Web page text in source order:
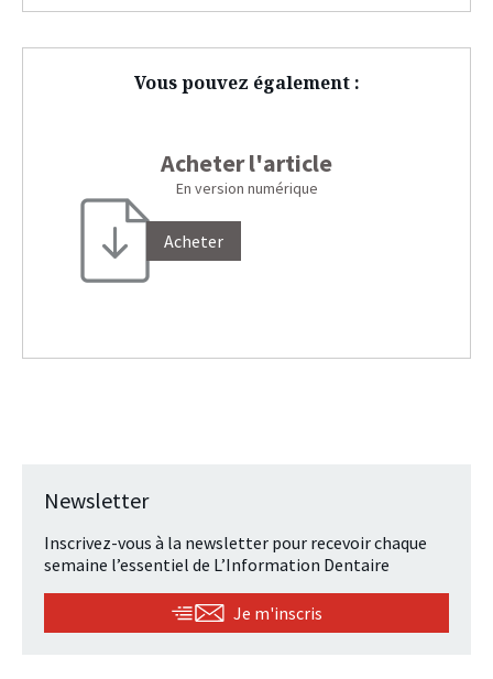
Vous pouvez également :
Acheter l'article
En version numérique
Acheter
Newsletter
Inscrivez-vous à la newsletter pour recevoir chaque
semaine l’essentiel de L’Information Dentaire
Je m'inscris